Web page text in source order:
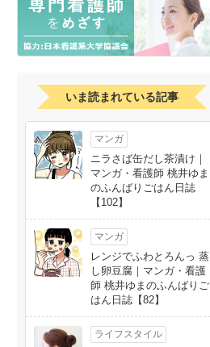
いま読まれている記事
マンガ
ニラさば缶だし茶漬け｜
マンガ・看護師 桃井ゆま
のふんばりごはん日誌
【102】
マンガ
レンジでふわとろんっ 蒸
し卵豆腐｜マンガ・看護
師 桃井ゆまのふんばりご
はん日誌【82】
ライフスタイル